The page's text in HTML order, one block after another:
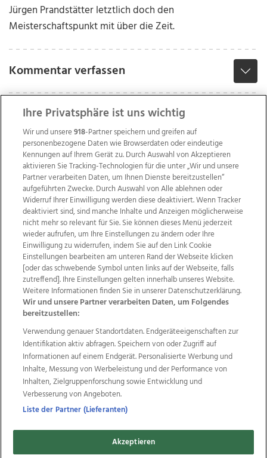
Jürgen Prandstätter letztlich doch den
Meisterschaftspunkt mit über die Zeit.
Kommentar verfassen
Wir über uns Mediadaten Kontakt
Jobs
Datenschutz
Impressum
AGB Anzeigekunden
AGB Website
Ehrenkodex Politische Werbung
Weitere Angebote des Medienhauses Wimmer
TV1 di-mog-i.at OÖNow
Ischler Woche
Life Radio
OÖNachrichten
OÖN Immobilien
OÖN Karriere
OÖN Reise
Promenaden Galerien
Regionaljobs
wasistlos.at wirtrauern.at
Copyrights © 2026 Tips Zeitungs GmbH & Co KG
Ihre Privatsphäre ist uns wichtig
Wir und unsere918-Partner speichern und greifen auf
personenbezogene Daten wie Browserdaten oder eindeutige
Kennungen auf Ihrem Gerät zu. Durch Auswahl von Akzeptieren
aktivieren Sie Tracking-Technologien für die unter „Wir und unsere
Partner verarbeiten Daten, um Ihnen Dienste bereitzustellen“
aufgeführten Zwecke. Durch Auswahl von Alle ablehnen oder
Widerruf Ihrer Einwilligung werden diese deaktiviert. Wenn Tracker
deaktiviert sind, sind manche Inhalte und Anzeigen möglicherweise
nicht mehr so relevant für Sie. Sie können dieses Menü jederzeit
wieder aufrufen, um Ihre Einstellungen zu ändern oder Ihre
Einwilligung zu widerrufen, indem Sie auf den Link Cookie
Einstellungen bearbeiten am unteren Rand der Webseite klicken
[oder das schwebende Symbol unten links auf der Webseite, falls
zutreffend]. Ihre Einstellungen gelten innerhalb unseres Website.
Weitere Informationen finden Sie in unserer Datenschutzerklärung.
Wir und unsere Partner verarbeiten Daten, um Folgendes
bereitzustellen:
Verwendung genauer Standortdaten. Endgeräteeigenschaften zur
Identifikation aktiv abfragen. Speichern von oder Zugriff auf
Informationen auf einem Endgerät. Personalisierte Werbung und
Inhalte, Messung von Werbeleistung und der Performance von
Inhalten, Zielgruppenforschung sowie Entwicklung und
Verbesserung von Angeboten.
Liste der Partner (Lieferanten)
Akzeptieren